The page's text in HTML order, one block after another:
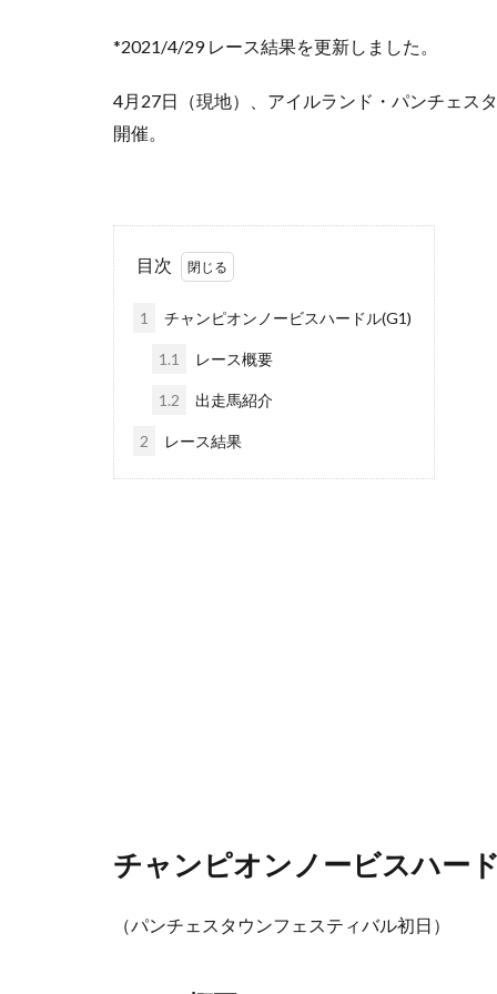
*2021/4/29 レース結果を更新しました。
4月27日（現地）、アイルランド・パンチェス
開催。
目次
1 チャンピオンノービスハードル(G1)
1.1 レース概要
1.2 出走馬紹介
2 レース結果
チャンピオンノービスハー
（パンチェスタウンフェスティバル初日）